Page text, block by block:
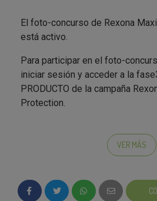
El foto-concurso de Rexona
está activo.
Para participar en el foto-
iniciar sesión y acceder a la
PRODUCTO de la campaña
Protection.
fotos. Además, tened en cuenta
tiene premio! Así que,
las 100 más votadas será la
VER MÁS